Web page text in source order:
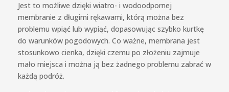
Jest to możliwe dzięki wiatro- i wodoodpornej
membranie z długimi rękawami, którą można bez
problemu wpiąć lub wypiąć, dopasowując szybko kurtkę
do warunków pogodowych. Co ważne, membrana jest
stosunkowo cienka, dzięki czemu po złożeniu zajmuje
mało miejsca i można ją bez żadnego problemu zabrać w
każdą podróż.